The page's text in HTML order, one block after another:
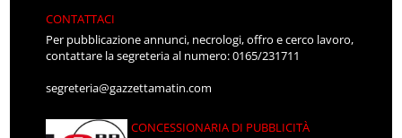
CONTATTACI
Per pubblicazione annunci, necrologi, offro e cerco lavoro,
contattare la segreteria al numero: 0165/231711
segreteria@gazzettamatin.com
CONCESSIONARIA DI PUBBLICITÀ